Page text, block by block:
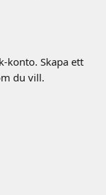
konto. Skapa ett
du vill.